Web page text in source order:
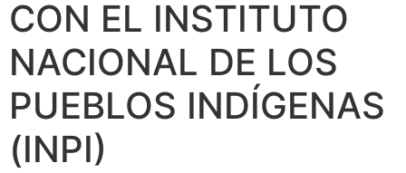
CON EL INSTITUTO
NACIONAL DE LOS
PUEBLOS INDÍGENAS
(INPI)